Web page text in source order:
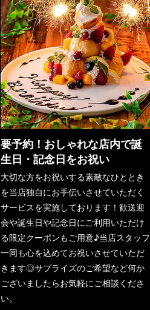
要予約！おしゃれな店内で誕
生日・記念日をお祝い
大切な方をお祝いする素敵なひととき
を当店独自にお手伝いさせていただく
サービスを実施しております！歓送迎
会や誕生日や記念日にご利用いただけ
る限定クーポンもご用意♪当店スタッフ
一同も心を込めてお祝いさせていただ
きます◎サプライズのご希望など何か
ございましたらお気軽にご相談くださ
い。